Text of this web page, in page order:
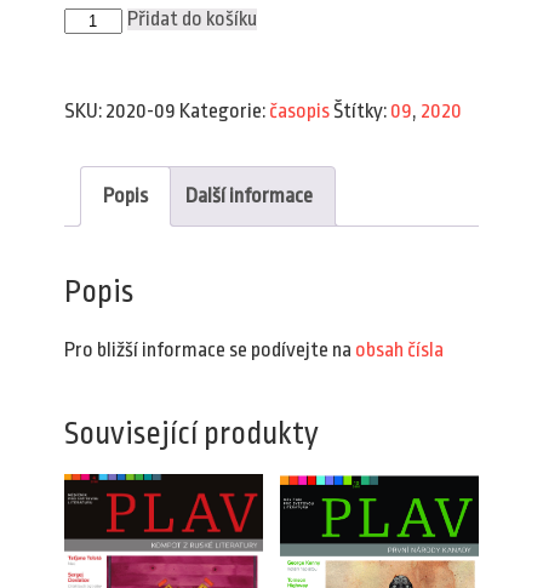
Plav
9/2020
Přidat do košíku
SKU: 2020-09 Kategorie: časopisŠtítky: 09, 2020
Popis Další informace
Popis
Pro bližší informace se podívejte na obsah čísla
Související produkty